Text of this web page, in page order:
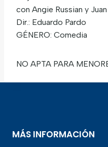
con Angie Russian y
Dir.: Eduardo Pardo
GÉNERO: Comedia
NO APTA PARA
MÁS INFORMACIÓN